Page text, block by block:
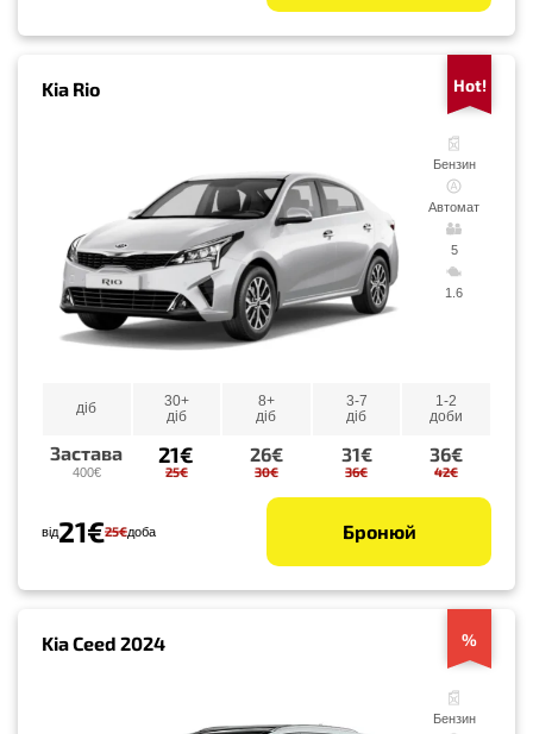
Kia Rio Hot!
Бензин
Автомат
5
1.6
діб
30+
діб
8+
діб
3-7
діб
1-2
доби
Застава
400€
21€
25€
26€
30€
31€
36€
36€
42€
від21€25€доба Бронюй
Kia Ceed 2024 %
Бензин